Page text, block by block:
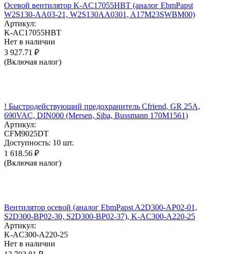
Осевой вентилятор K-AC17055HBT (аналог EbmPapst
W2S130-AA03-21, W2S130AA0301, A17M23SWBM00)
Артикул:
K-AC17055HBT
Нет в наличии
3 927.71 ₽
(Включая налог)
! Быстродействующий предохранитель Cfriend, GR 25А,
690VAC, DIN000 (Mersen, Siba, Bussmann 170M1561)
Артикул:
CFM9025DT
Доступность: 10 шт.
1 618.56 ₽
(Включая налог)
Вентилятор осевой (аналог EbmPapst A2D300-AP02-01,
S2D300-BP02-30, S2D300-BP02-37), K-AC300-A220-25
Артикул:
K-AC300-A220-25
Нет в наличии